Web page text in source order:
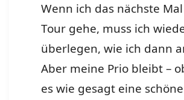
Wenn ich das nächste
Tour gehe, muss ich
überlegen, wie ich dann
Aber meine Prio bleibt –
es wie gesagt eine schöne